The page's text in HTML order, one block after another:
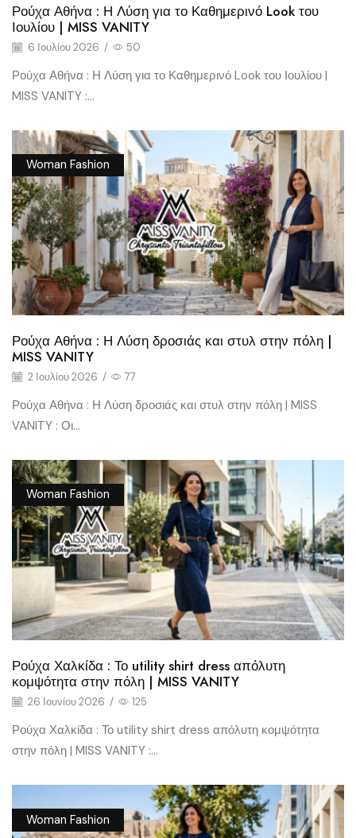
Ρούχα Αθήνα : Η Λύση για το Καθημερινό Look του
Ιουλίου | MISS VANITY
6 Ιουλίου 2026 / 50
Ρούχα Αθήνα : Η Λύση για το Καθημερινό Look του Ιουλίου |
MISS VANITY :...
Woman Fashion
Ρούχα Αθήνα : Η Λύση δροσιάς και στυλ στην πόλη |
MISS VANITY
2 Ιουλίου 2026 / 77
Ρούχα Αθήνα : Η Λύση δροσιάς και στυλ στην πόλη | MISS
VANITY : Οι...
Woman Fashion
Ρούχα Χαλκίδα : Το utility shirt dress απόλυτη
κομψότητα στην πόλη | MISS VANITY
26 Ιουνίου 2026 / 125
Ρούχα Χαλκίδα : Το utility shirt dress απόλυτη κομψότητα
στην πόλη | MISS VANITY :...
Woman Fashion